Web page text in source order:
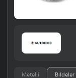
Metelli Bildeler